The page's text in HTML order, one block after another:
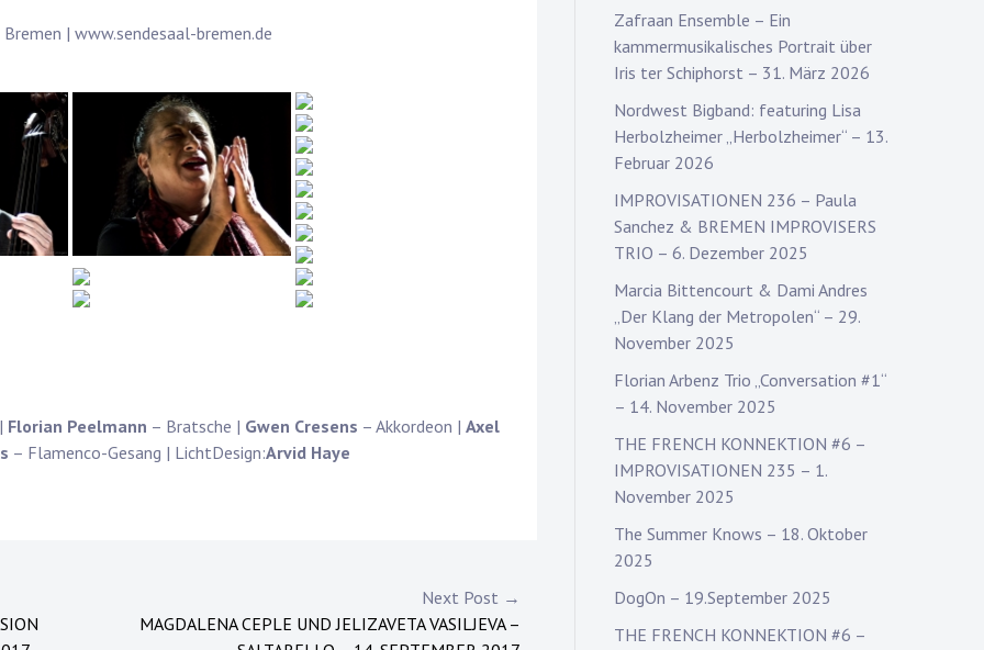
| www.sendesaal-bremen.de
Florian Peelmann – Bratsche | Gwen Cresens – Akkordeon | Axel
– Flamenco-Gesang | LichtDesign:Arvid Haye
Next Post →
MAGDALENA CEPLE UND JELIZAVETA VASILJEVA –
Zafraan Ensemble – Ein
kammermusikalisches Portrait über
Iris ter Schiphorst – 31. März 2026
Nordwest Bigband: featuring Lisa
Herbolzheimer „Herbolzheimer“ – 13.
Februar 2026
IMPROVISATIONEN 236 – Paula
Sanchez & BREMEN IMPROVISERS
TRIO – 6. Dezember 2025
Marcia Bittencourt & Dami Andres
„Der Klang der Metropolen“ – 29.
November 2025
Florian Arbenz Trio „Conversation #1“
– 14. November 2025
THE FRENCH KONNEKTION #6 –
IMPROVISATIONEN 235 – 1.
November 2025
The Summer Knows – 18. Oktober
2025
DogOn – 19.September 2025
THE FRENCH KONNEKTION #6 –